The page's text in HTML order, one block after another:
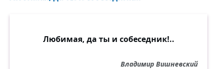
Любимая, да ты и собеседник!..
Владимир Вишневский